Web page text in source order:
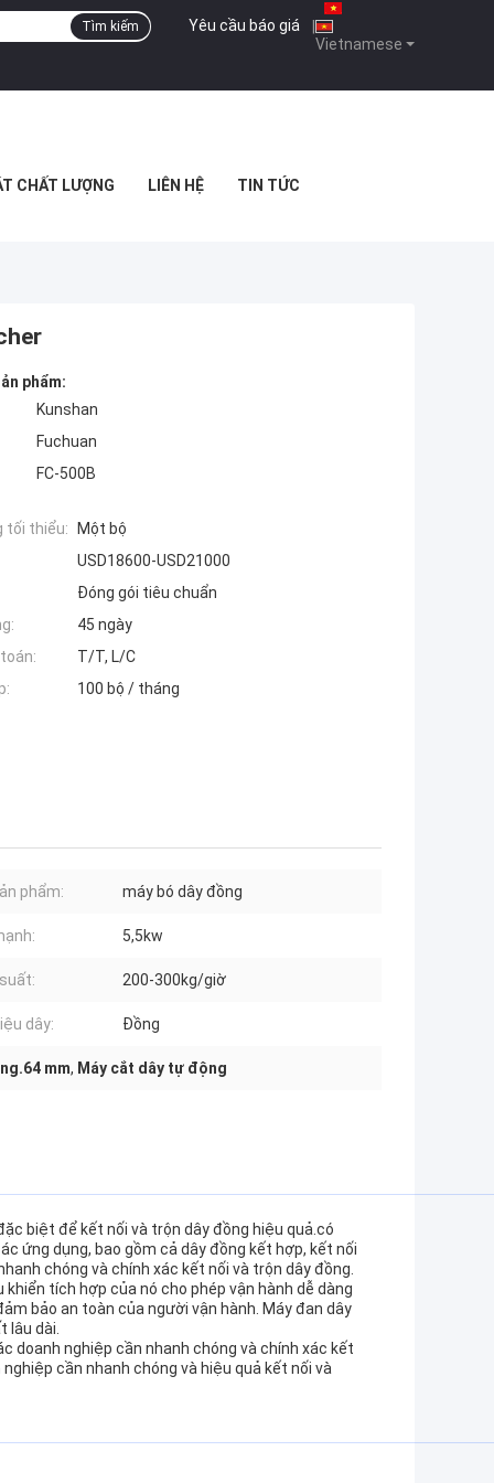
Vietnamese
Yêu cầu báo giá |
Tìm kiếm
CHẤT LƯỢNG LIÊN HỆ TIN TỨC
phẩm:
Kunshan
Fuchuan
FC-500B
tối thiểu:
Một bộ
USD18600-USD21000
Đóng gói tiêu chuẩn
45 ngày
T/T, L/C
100 bộ / tháng
phẩm: máy bó dây đồng
5,5kw
200-300kg/giờ
dây: Đồng
mm, Máy cắt dây tự động
biệt để kết nối và trộn dây đồng hiệu quả.có
ứng dụng, bao gồm cả dây đồng kết hợp, kết nối
chóng và chính xác kết nối và trộn dây đồng.
tích hợp của nó cho phép vận hành dễ dàng
bảo an toàn của người vận hành. Máy đan dây
lâu dài.
doanh nghiệp cần nhanh chóng và chính xác kết
cần nhanh chóng và hiệu quả kết nối và